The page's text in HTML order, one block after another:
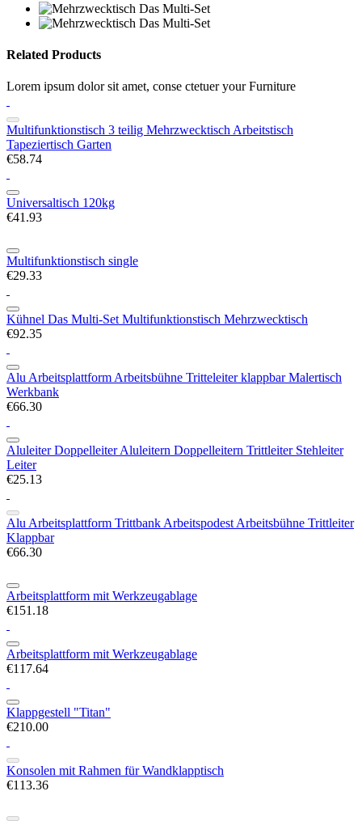
Related Products
Lorem ipsum dolor sit amet, conse ctetuer your Furniture
Multifunktionstisch 3 teilig Mehrzwecktisch Arbeitstisch
Tapeziertisch Garten
€58.74
Universaltisch 120kg
€41.93
Multifunktionstisch single
€29.33
Kühnel Das Multi-Set Multifunktionstisch Mehrzwecktisch
€92.35
Alu Arbeitsplattform Arbeitsbühne Tritteleiter klappbar Malertisch
Werkbank
€66.30
Aluleiter Doppelleiter Aluleitern Doppelleitern Trittleiter Stehleiter
Leiter
€25.13
Alu Arbeitsplattform Trittbank Arbeitspodest Arbeitsbühne Trittleiter
Klappbar
€66.30
Arbeitsplattform mit Werkzeugablage
€151.18
Arbeitsplattform mit Werkzeugablage
€117.64
Klappgestell "Titan"
€210.00
Konsolen mit Rahmen für Wandklapptisch
€113.36